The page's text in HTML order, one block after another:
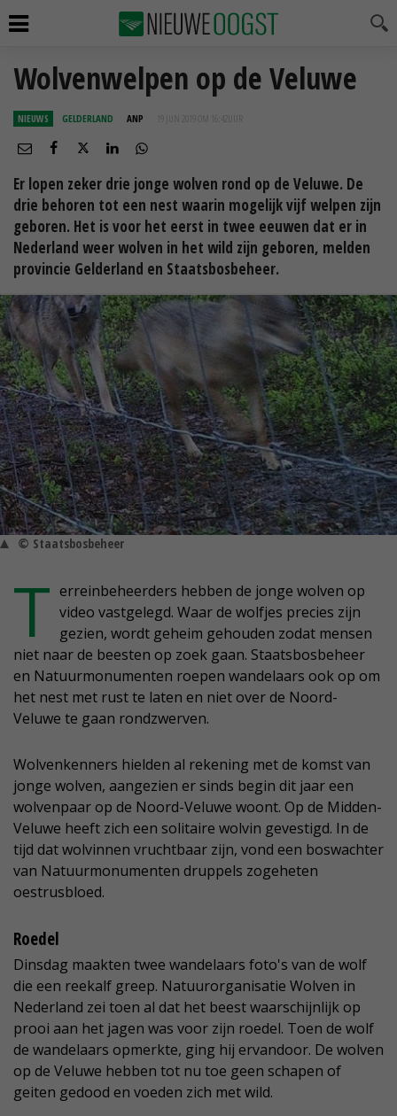
Wolvenwelpen op de Veluwe
NIEUWS GELDERLAND ANP 19 JUN 2019 OM 16:42
Er lopen zeker drie jonge wolven rond op de Veluwe. De
drie behoren tot een nest waarin mogelijk vijf welpen zijn
geboren. Het is voor het eerst in twee eeuwen dat er in
Nederland weer wolven in het wild zijn geboren, melden
provincie Gelderland en Staatsbosbeheer.
© Staatsbosbeheer
T erreinbeheerders hebben de jonge wolven op
video vastgelegd. Waar de wolfjes precies zijn
gezien, wordt geheim gehouden zodat mensen
niet naar de beesten op zoek gaan. Staatsbosbeheer
en Natuurmonumenten roepen wandelaars ook op om
het nest met rust te laten en niet over de Noord-
Veluwe te gaan rondzwerven.
Wolvenkenners hielden al rekening met de komst van
jonge wolven, aangezien er sinds begin dit jaar een
wolvenpaar op de Noord-Veluwe woont. Op de Midden-
Veluwe heeft zich een solitaire wolvin gevestigd. In de
tijd dat wolvinnen vruchtbaar zijn, vond een boswachter
van Natuurmonumenten druppels zogeheten
oestrusbloed.
Roedel
Dinsdag maakten twee wandelaars foto's van de wolf
die een reekalf greep. Natuurorganisatie Wolven in
Nederland zei toen al dat het beest waarschijnlijk op
prooi aan het jagen was voor zijn roedel. Toen de wolf
de wandelaars opmerkte, ging hij ervandoor. De wolven
op de Veluwe hebben tot nu toe geen schapen of
geiten gedood en voeden zich met wild.